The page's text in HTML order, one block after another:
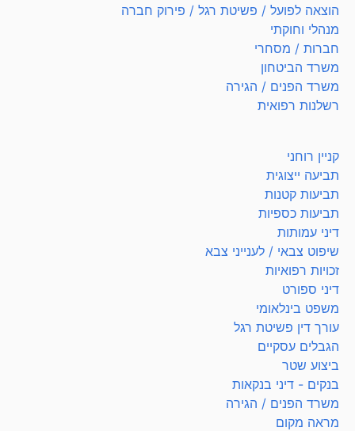
הוצאה לפועל / פשיטת רגל / פירוק חברה
מנהלי וחוקתי
חברות / מסחרי
משרד הביטחון
משרד הפנים / הגירה
רשלנות רפואית
קניין רוחני
תביעה ייצוגית
תביעות קטנות
תביעות כספיות
דיני עמותות
שיפוט צבאי / לענייני צבא
זכויות רפואיות
דיני ספורט
משפט בינלאומי
עורך דין פשיטת רגל
הגבלים עסקיים
ביצוע שטר
בנקים - דיני בנקאות
משרד הפנים / הגירה
מראה מקום